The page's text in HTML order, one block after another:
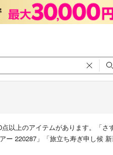
以上のアイテムがあります。「
ー 220287」「旅立ち寿ぎ申し候